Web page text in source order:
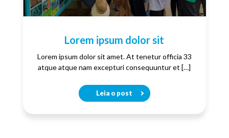
Lorem ipsum dolor sit
Lorem ipsum dolor sit amet. At tenetur officia 33
atque atque nam excepturi consequuntur et […]
Leia o post